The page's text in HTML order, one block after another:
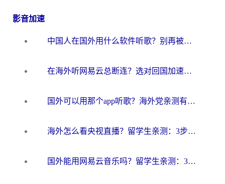
影音加速
中国人在国外用什么软件听歌？别再被地域限制卡脖子，这篇教你轻松解锁国内音乐库
在海外听网易云总断连？选对回国加速器，告别地区限制和卡顿
国外可以用那个app听歌？海外党亲测有效的回国加速方案，轻松听国内音乐听书
海外怎么看央视直播？留学生亲测：3步解决版权限制+追剧自由
国外能用网易云音乐吗？留学生亲测：3步解决海外听歌难题